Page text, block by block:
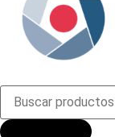
Búsqueda
productos